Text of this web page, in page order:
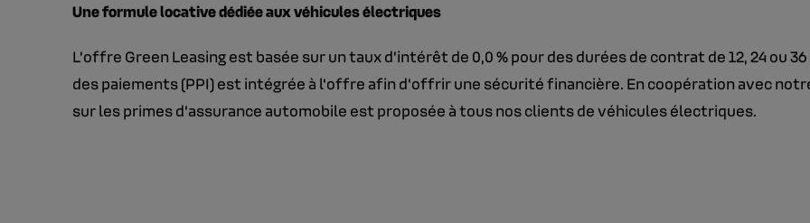
Une formule locative dédiée aux véhicules électriques
L’offre Green Leasing est basée sur un taux d'intérêt de 0,0 % pour des durées de contrat de 12, 24 ou
des paiements (PPI) est intégrée à l'offre afin d'offrir une sécurité financière. En coopération avec
sur les primes d'assurance automobile est proposée à tous nos clients de véhicules électriques.